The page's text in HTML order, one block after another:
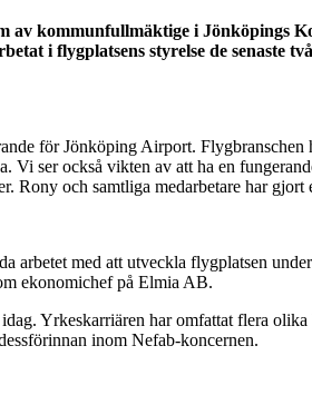
av kommunfullmäktige i
i flygplatsens styrelse de senaste
för Jönköping Airport.
ser också vikten av att ha en
och samtliga medarbetare har
med att utveckla flygplatsen
ekonomichef på Elmia AB.
Yrkeskarriären har omfattat flera
inom Nefab-koncernen.